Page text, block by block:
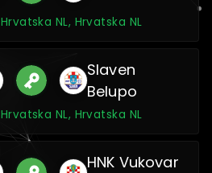
Hrvatska NL, Hrvatska NL
Slaven
Belupo
Hrvatska NL, Hrvatska NL
HNK Vukovar